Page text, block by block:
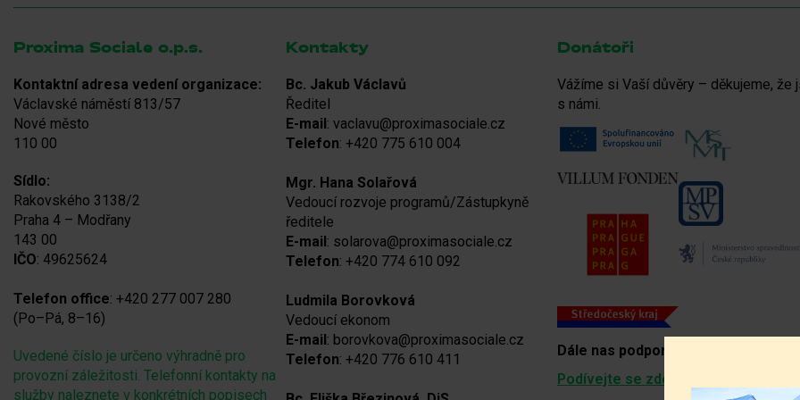
Proxima Sociale o.p.s.
Kontaktní adresa vedení organizace:
Václavské náměstí 813/57
Nové město
110 00
Sídlo:
Rakovského 3138/2
Praha 4 – Modřany
143 00
IČO: 49625624
Telefon office: +420 277 007 280
(Po–Pá, 8–16)
Uvedené číslo je určeno výhradně pro
provozní záležitosti. Telefonní kontakty na
služby naleznete v konkrétních popisech
Kontakty
Bc. Jakub Václavů
Ředitel
E-mail: vaclavu@proximasociale.cz
Telefon: +420 775 610 004
Mgr. Hana Solařová
Vedoucí rozvoje programů/Zástupkyně
ředitele
E-mail: solarova@proximasociale.cz
Telefon: +420 774 610 092
Ludmila Borovková
Vedoucí ekonom
E-mail: borovkova@proximasociale.cz
Telefon: +420 776 610 411
Donátoři
Vážíme si Vaší důvěry – děkujeme, že
s námi.
Dále nas podporují
Podívejte se zde